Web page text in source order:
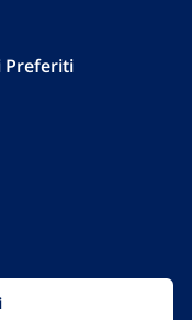
Preferiti